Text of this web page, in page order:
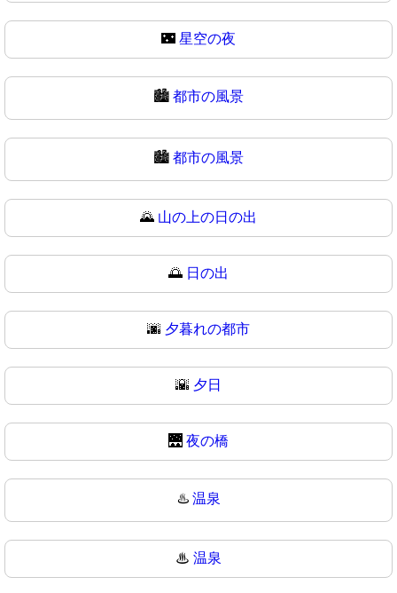
🌃 星空の夜
🏙️ 都市の風景
🏙 都市の風景
🌄 山の上の日の出
🌅 日の出
🌆 夕暮れの都市
🌇 夕日
🌉 夜の橋
♨️ 温泉
♨ 温泉